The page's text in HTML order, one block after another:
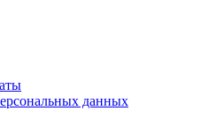
данных